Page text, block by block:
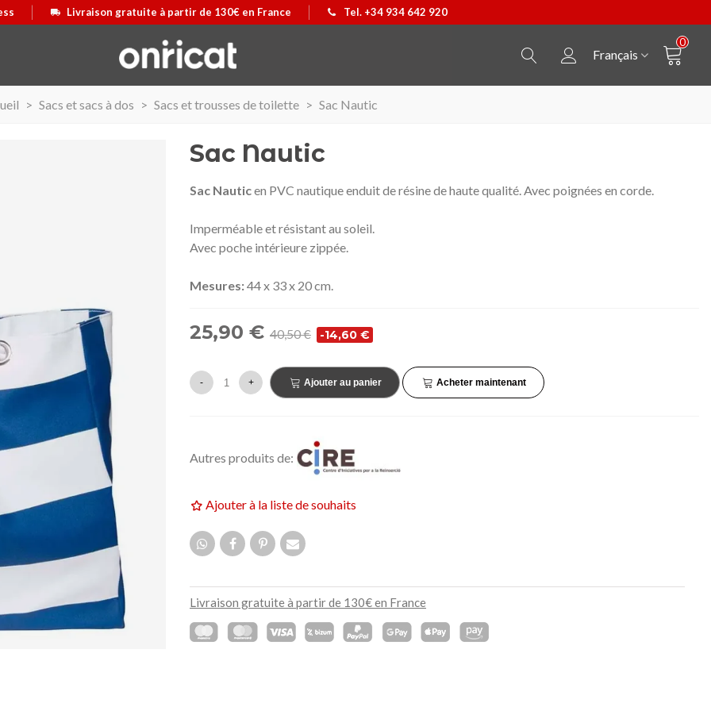
Livraison gratuite à partir de 130€ en France Tel. +34 934 642 920
Français
0
> Sacs et sacs à dos > Sacs et trousses de toilette > Sac Nautic
Sac Nautic
Sac Nauticen PVC nautique enduit de résine de haute qualité. Avec poignées en corde.
Imperméable et résistant au soleil.
Avec poche intérieure zippée.
Mesures:44 x 33 x 20 cm.
25,90 € 40,50 € -14,60 €
- + Ajouter au panier Acheter maintenant
Autres produits de:
Ajouter à la liste de souhaits
Livraison gratuite à partir de 130€ en France
II
Afficher plus
Maleta Secur Line
Pendentif Castellers
45,90 €
NEUF